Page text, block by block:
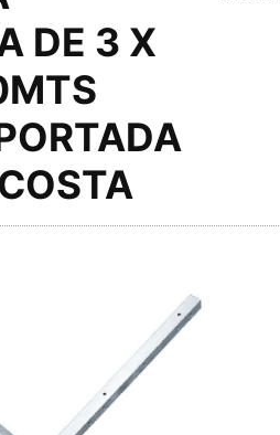
DE 3 X